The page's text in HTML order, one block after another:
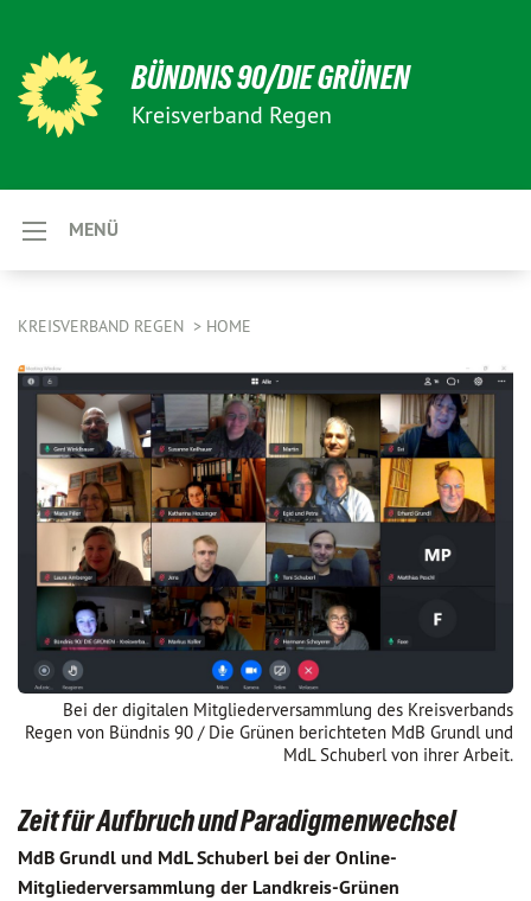
BÜNDNIS 90/DIE GRÜNEN
Kreisverband Regen
MENÜ
KREISVERBAND REGEN HOME
Bei der digitalen Mitgliederversammlung des Kreisverbands
Regen von Bündnis 90 / Die Grünen berichteten MdB Grundl und
MdL Schuberl von ihrer Arbeit.
Zeit für Aufbruch und Paradigmenwechsel
MdB Grundl und MdL Schuberl bei der Online-
Mitgliederversammlung der Landkreis-Grünen